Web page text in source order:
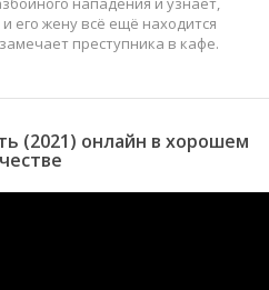
его жену всё ещё находится
преступника в кафе.
(2021) онлайн в хорошем